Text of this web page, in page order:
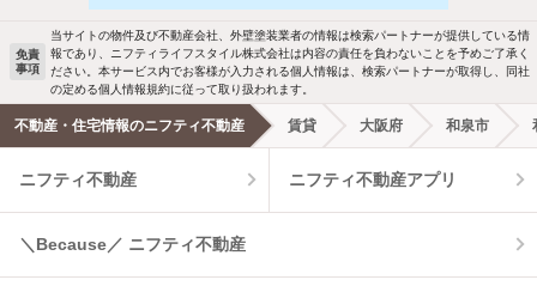
駐車場あり ペット相談
洗濯機置場あり 独立洗面台
エアコンあり 都市ガス
温水洗浄便座 オートロック
コンロ2口以上
免責
事項
当サイトの物件及び不動産会社、外壁塗装業者の情報は検索パートナーが提供している情
報であり、ニフティライフスタイル株式会社は内容の責任を負わないことを予めご了承く
ださい。本サービス内でお客様が入力される個人情報は、検索パートナーが取得し、同社
の定める個人情報規約に従って取り扱われます。
不動産・住宅情報のニフティ不動産 賃貸 大阪府 和泉市
ニフティ不動産 ニフティ不動産アプリ
＼Because／ ニフティ不動産